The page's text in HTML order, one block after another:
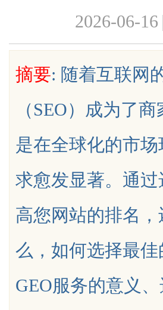
uz
2026-06-16 |
摘要: 随着互联网
（SEO）成为了
是在全球化的市
求愈发显著。通
高您网站的排名
么，如何选择最
GEO服务的意义
的眉眼唇，才是你整张脸的点睛之
笔！淡颜系女生的气质加分项